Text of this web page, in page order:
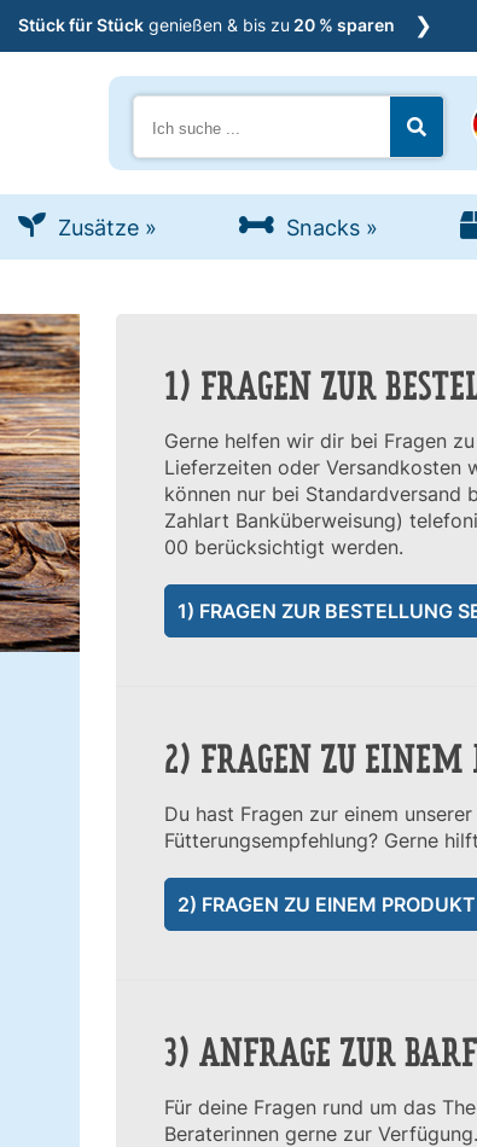
Stück für Stückgenießen & bis zu 20 % sparen ❯
Jetzt
Zusätze » Snacks »
1) FRAGEN ZUR
Gerne helfen wir dir bei Fragen
Lieferzeiten oder Versandkosten
können nur bei Standardversand
Zahlart Banküberweisung)
00 berücksichtigt werden.
1) FRAGEN ZUR BESTELLUNG
2) FRAGEN ZU EINEM
Du hast Fragen zur einem
Fütterungsempfehlung? Gerne
2) FRAGEN ZU EINEM
3) ANFRAGE ZUR
Für deine Fragen rund um das
Beraterinnen gerne zur Verfügung.